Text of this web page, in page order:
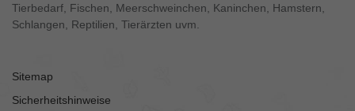
Tierbedarf, Fischen, Meerschweinchen, Kaninchen, Hamstern,
Schlangen, Reptilien, Tierärzten uvm.
Sitemap
Sicherheitshinweise